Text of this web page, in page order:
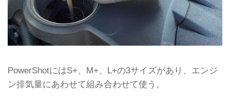
PowerShotにはS+、M+、L+の3サイズがあり、エンジ
ン排気量にあわせて組み合わせて使う。